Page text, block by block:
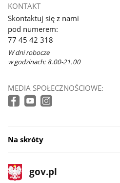
KONTAKT
Skontaktuj się z nami
pod numerem:
77 45 42 318
W dni robocze
w godzinach: 8.00-21.00
MEDIA SPOŁECZNOŚCIOWE:
Na skróty
stopka
gov.pl
Strona
gov.pl